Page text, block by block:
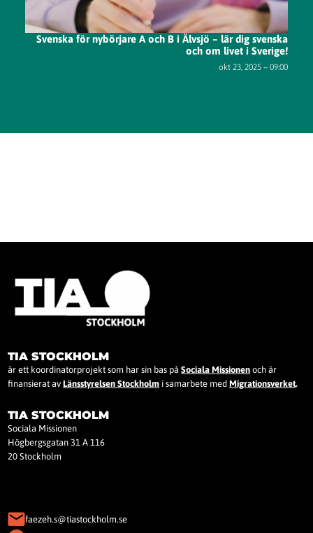
Svenska för nybörjare A och B i Älvsjö – lär dig svenska
och om livet i Sverige!
okt 23, 2025 – 09:00
TIA STOCKHOLM
är ett koordinatorprojekt som har sin bas påSociala Missionen och är
finansierat avLänsstyrelsen Stockholm i samarbete medMigrationsverket.
TIA STOCKHOLM
Sociala Missionen
Högbergsgatan 31 A 116
20 Stockholm
faezeh.s@tiastockholm.se